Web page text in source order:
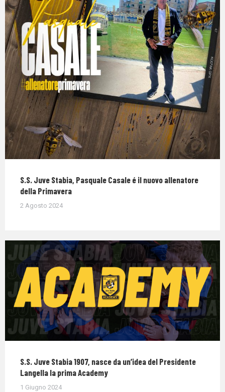
S.S. Juve Stabia, Pasquale Casale é il nuovo allenatore
della Primavera
2 Agosto 2024
S.S. Juve Stabia 1907, nasce da un’idea del Presidente
Langella la prima Academy
1 Giugno 2024